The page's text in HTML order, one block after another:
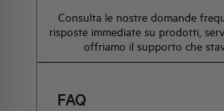
Consulta le nostre domande
risposte immediate su prodotti,
offriamo il supporto che
FAQ